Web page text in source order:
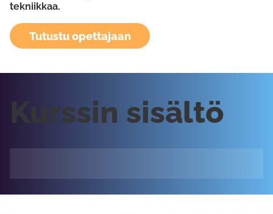
tekniikkaa.
Tutustu opettajaan
Kurssin sisältö